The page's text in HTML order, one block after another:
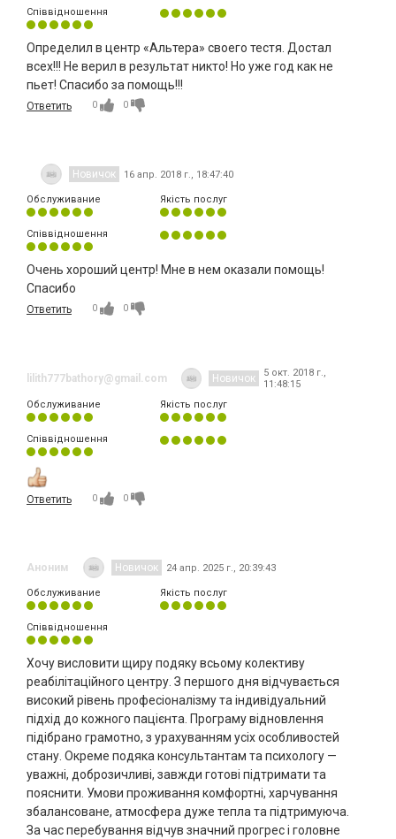
Співвідношення
Определил в центр «Альтера» своего тестя. Достал
всех!!! Не верил в результат никто! Но уже год как не
пьет! Спасибо за помощь!!!
Ответить 0 0
Новичок 16 апр. 2018 г., 18:47:40
Обслуживание Якість послуг
Співвідношення
Очень хороший центр! Мне в нем оказали помощь!
Спасибо
Ответить 0 0
lilith777bathory@gmail.com Новичок
5 окт. 2018 г.,
11:48:15
Обслуживание
Якість послуг
Співвідношення
Ответить 0 0
Аноним Новичок 24 апр. 2025 г., 20:39:43
Обслуживание Якість послуг
Співвідношення
Хочу висловити щиру подяку всьому колективу
реабілітаційного центру. З першого дня відчувається
високий рівень професіоналізму та індивідуальний
підхід до кожного пацієнта. Програму відновлення
підібрано грамотно, з урахуванням усіх особливостей
стану. Окреме подяка консультантам та психологу —
уважні, доброзичливі, завжди готові підтримати та
пояснити. Умови проживання комфортні, харчування
збалансоване, атмосфера дуже тепла та підтримуюча.
За час перебування відчув значний прогрес і головне